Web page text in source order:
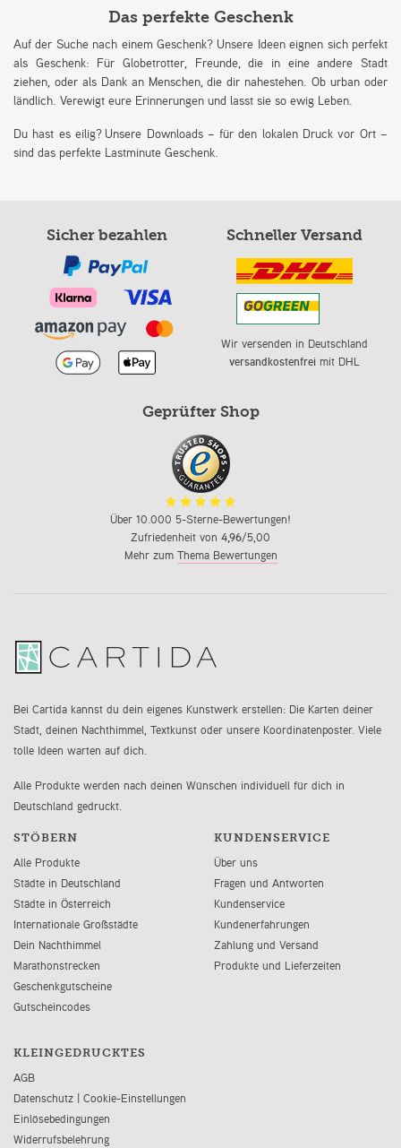
Das perfekte Geschenk
Auf der Suche nach einem Geschenk? Unsere Ideen eignen sich perfekt
als Geschenk: Für Globetrotter, Freunde, die in eine andere Stadt
ziehen, oder als Dank an Menschen, die dir nahestehen. Ob urban oder
ländlich. Verewigt eure Erinnerungen und lasst sie so ewig Leben.
Du hast es eilig? Unsere Downloads – für den lokalen Druck vor Ort –
sind das perfekte Lastminute Geschenk.
Sicher bezahlen Schneller Versand
Wir versenden in Deutschland
versandkostenfreimit DHL
Geprüfter Shop
Über 10.000 5-Sterne-Bewertungen!
Zufriedenheit von 4,96/5,00
Mehr zum Thema Bewertungen
Bei Cartida kannst du dein eigenes Kunstwerk erstellen: Die Karten deiner
Stadt, deinen Nachthimmel, Textkunst oder unsere Koordinatenposter. Viele
tolle Ideen warten auf dich.
Alle Produkte werden nach deinen Wünschen individuell für dich in
Deutschland gedruckt.
STÖBERN
Alle Produkte
Städte in Deutschland
Städte in Österreich
Internationale Großstädte
Dein Nachthimmel
Marathonstrecken
Geschenkgutscheine
Gutscheincodes
KUNDENSERVICE
Über uns
Fragen und Antworten
Kundenservice
Kundenerfahrungen
Zahlung und Versand
Produkte und Lieferzeiten
KLEINGEDRUCKTES
AGB
Datenschutz | Cookie-Einstellungen
Einlösebedingungen
Widerrufsbelehrung